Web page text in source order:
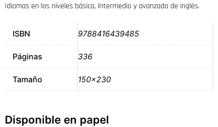
Idiomas en los niveles básico, intermedio y avanzado de inglés.
ISBN 9788416439485
Páginas 336
Tamaño 150×230
Disponible en papel